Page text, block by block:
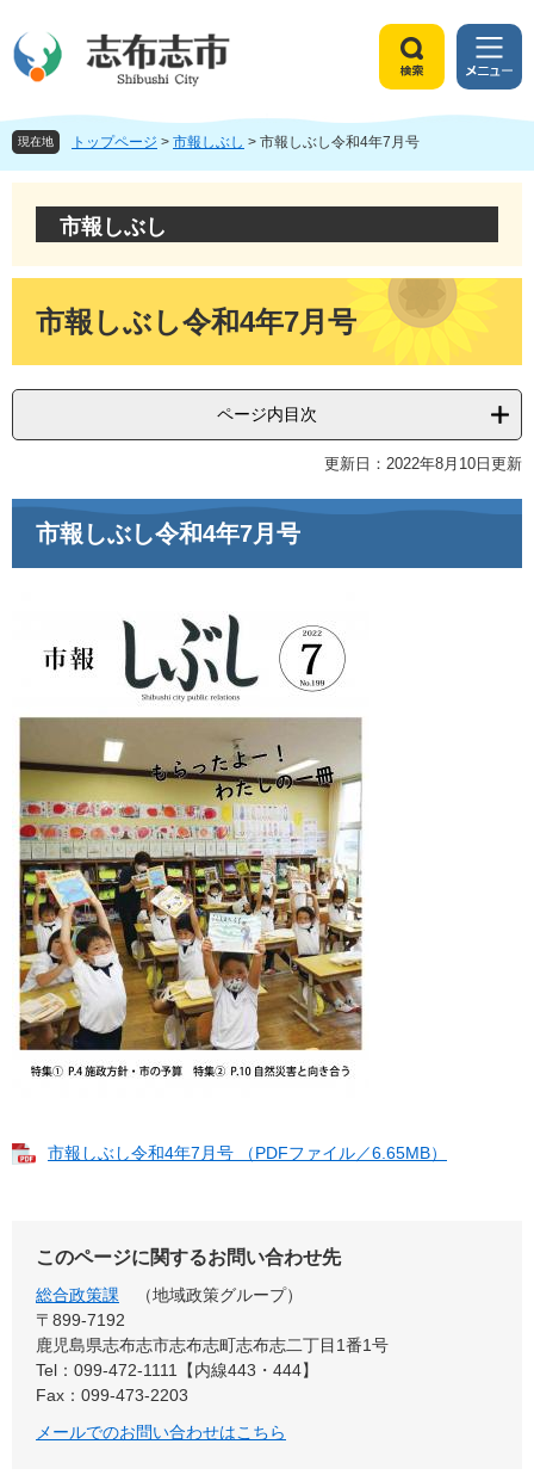
ジ
頭
す
ュ
飛
し
文
索
メ
ニ
ュ
現在地 トップページ > 市報しぶし > 市報しぶし令和4年7月号
市報しぶし
市報しぶし令和4年7月号
ページ内目次
更新日：2022年8月10日更新
市報しぶし令和4年7月号
市報しぶし令和4年7月号 （PDFファイル／6.65MB）
このページに関するお問い合わせ先
総合政策課
地域政策グループ
〒899‐7192
鹿児島県志布志市志布志町志布志二丁目1番1号
Tel：099-472-1111【内線443・444】
Fax：099-473-2203
メールでのお問い合わせはこちら